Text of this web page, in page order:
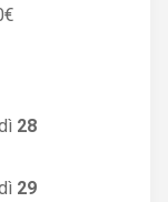
28
29